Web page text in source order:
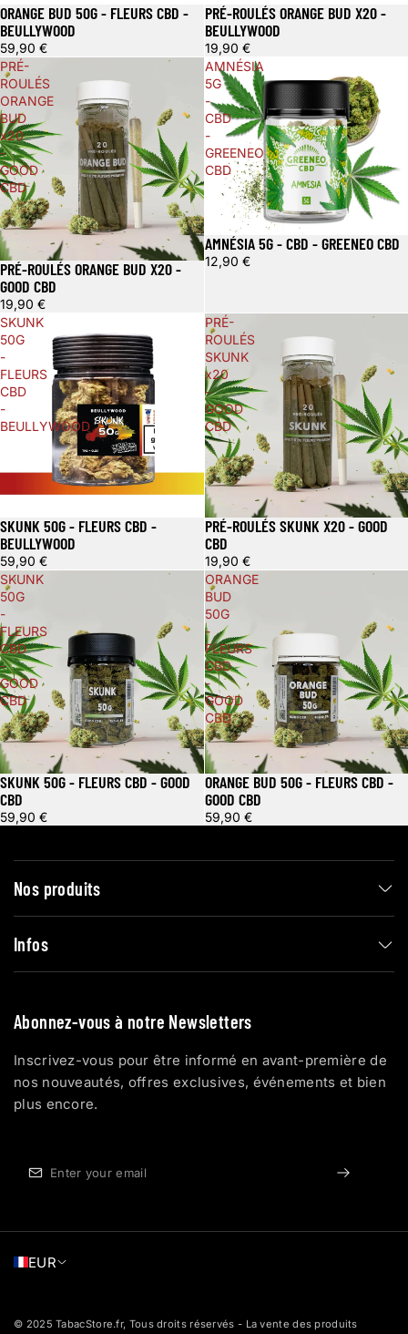
ORANGE BUD 50G - FLEURS CBD -
BEULLYWOOD
59,90 €
PRÉ-ROULÉS ORANGE BUD X20 -
BEULLYWOOD
19,90 €
PRÉ-
ROULÉS
ORANGE
BUD
x20
-
GOOD
CBD
PRÉ-ROULÉS ORANGE BUD X20 -
GOOD CBD
19,90 €
AMNÉSIA
5G
-
CBD
-
GREENEO
CBD
AMNÉSIA 5G - CBD - GREENEO CBD
12,90 €
SKUNK
50G
-
FLEURS
CBD
-
BEULLYWOOD
SKUNK 50G - FLEURS CBD -
BEULLYWOOD
59,90 €
PRÉ-
ROULÉS
SKUNK
x20
-
GOOD
CBD
PRÉ-ROULÉS SKUNK X20 - GOOD
CBD
19,90 €
SKUNK
50G
-
FLEURS
CBD
-
GOOD
CBD
SKUNK 50G - FLEURS CBD - GOOD
CBD
59,90 €
ORANGE
BUD
50G
-
FLEURS
CBD
-
GOOD
CBD
ORANGE BUD 50G - FLEURS CBD -
GOOD CBD
59,90 €
Nos produits
Infos
Abonnez-vous à notre Newsletters
Inscrivez-vous pour être informé en avant-première de
nos nouveautés, offres exclusives, événements et bien
plus encore.
EUR
© 2025 TabacStore.fr, Tous droits réservés - La vente des produits